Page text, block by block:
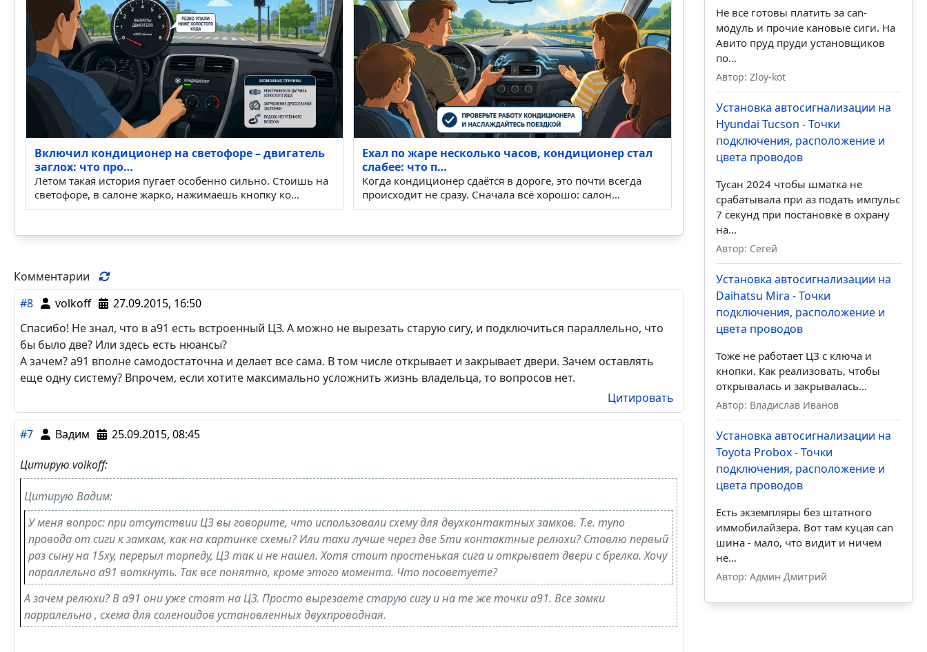
Включил кондиционер на светофоре – двигатель
заглох: что про…
Летом такая история пугает особенно сильно. Стоишь на
светофоре, в салоне жарко, нажимаешь кнопку ко…
Ехал по жаре несколько часов, кондиционер стал
слабее: что п…
Когда кондиционер сдаётся в дороге, это почти всегда
происходит не сразу. Сначала всё хорошо: салон…
Комментарии
#8
volkoff
27.09.2015, 16:50
Спасибо! Не знал, что в а91 есть встроенный ЦЗ. А можно не вырезать старую сигу, и подключиться параллельно, что
бы было две? Или здесь есть нюансы?
А зачем? а91 вполне самодостаточна и делает все сама. В том числе открывает и закрывает двери. Зачем оставлять
еще одну систему? Впрочем, если хотите максимально усложнить жизнь владельца, то вопросов нет.
Цитировать
#7 Вадим 25.09.2015, 08:45
Цитирую volkoff:
Цитирую Вадим:
У меня вопрос: при отсутствии ЦЗ вы говорите, что использовали схему для двухконтактных замков. Т.е. тупо
провода от сиги к замкам, как на картинке схемы? Или таки лучше через две 5ти контактные релюхи? Ставлю первый
раз сыну на 15ху, перерыл торпеду, ЦЗ так и не нашел. Хотя стоит простенькая сига и открывает двери с брелка. Хочу
параллельно а91 воткнуть. Так все понятно, кроме этого момента. Что посоветуете?
А зачем релюхи? В а91 они уже стоят на ЦЗ. Просто вырезаете старую сигу и на те же точки а91. Все замки
парралельно , схема для соленоидов установленных двухпроводная.
Не все готовы платить за can-
модуль и прочие кановые сиги. На
Авито пруд пруди установщиков
по...
Автор: Zloy-kot
Установка автосигнализации на
Hyundai Tucson - Точки
подключения, расположение и
цвета проводов
Тусан 2024 чтобы шматка не
срабатывала при аз подать импульс
7 секунд при постановке в охрану
на...
Автор: Сегей
Установка автосигнализации на
Daihatsu Mira - Точки
подключения, расположение и
цвета проводов
Тоже не работает ЦЗ с ключа и
кнопки. Как реализовать, чтобы
открывалась и закрывалась...
Автор: Владислав Иванов
Установка автосигнализации на
Toyota Probox - Точки
подключения, расположение и
цвета проводов
Есть экземпляры без штатного
иммобилайзера. Вот там куцая can
шина - мало, что видит и ничем
не...
Автор: Админ Дмитрий